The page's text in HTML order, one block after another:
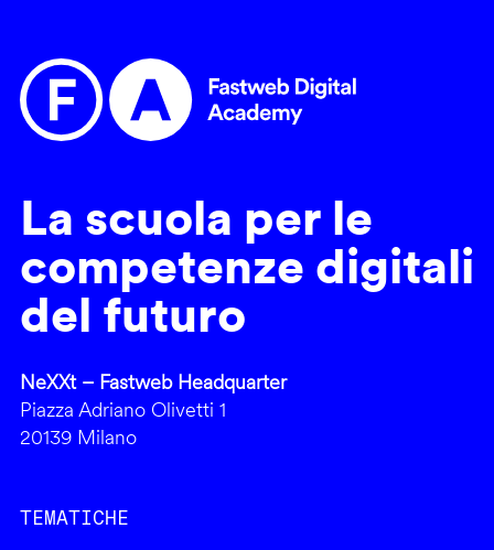
La scuola per le
competenze digitali
del futuro
NeXXt – Fastweb Headquarter
Piazza Adriano Olivetti 1
20139 Milano
TEMATICHE